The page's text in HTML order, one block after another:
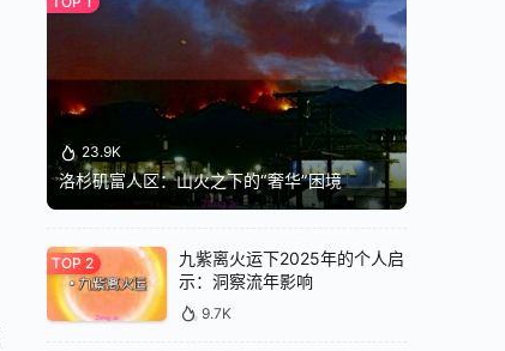
23.9K
洛杉矶富人区：山火之下的“奢华”困境
九紫离火运下2025年的个人启
示：洞察流年影响
9.7K